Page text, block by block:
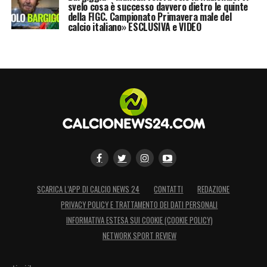
svelo cosa è successo davvero dietro le quinte
della FIGC. Campionato Primavera male del
calcio italiano» ESCLUSIVA e VIDEO
SCARICA L’APP DI CALCIO NEWS 24 CONTATTI
REDAZIONE
PRIVACY POLICY E TRATTAMENTO DEI DATI PERSONALI
INFORMATIVA ESTESA SUI COOKIE (COOKIE POLICY)
NETWORK SPORT REVIEW